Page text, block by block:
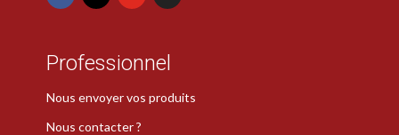
Professionnel
Nous envoyer vos produits
Nous contacter ?